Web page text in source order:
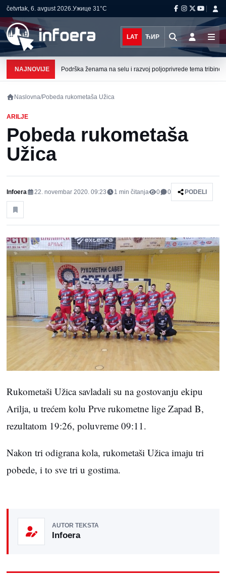
četvrtak, 6. avgust 2026.Ужице 31°C
LAT ЋИР
NAJNOVIJE Podrška ženama na selu i razvoj poljoprivrede tema tribine
Naslovna/Pobeda rukometaša Užica
ARILJE
Pobeda rukometaša
Užica
Infoera 22. novembar 2020. 09:23 1 min čitanja 0 0 PODELI
Rukometaši Užica savladali su na gostovanju ekipu
Arilja, u trećem kolu Prve rukometne lige Zapad B,
rezultatom 19:26, poluvreme 09:11.
Nakon tri odigrana kola, rukometaši Užica imaju tri
pobede, i to sve tri u gostima.
AUTOR TEKSTA
Infoera